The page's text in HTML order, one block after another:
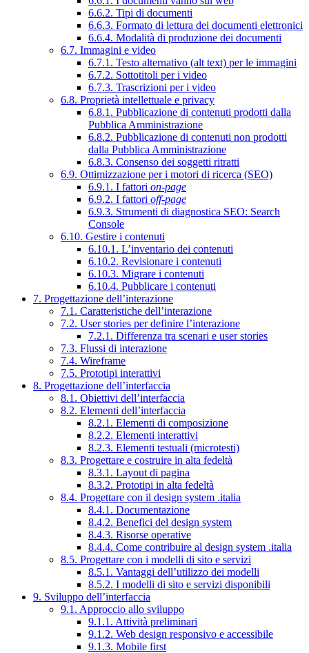
6.6.2. Tipi di documenti
6.6.3. Formato di lettura dei documenti elettronici
6.6.4. Modalità di produzione dei documenti
6.7. Immagini e video
6.7.1. Testo alternativo (alt text) per le immagini
6.7.2. Sottotitoli per i video
6.7.3. Trascrizioni per i video
6.8. Proprietà intellettuale e privacy
6.8.1. Pubblicazione di contenuti prodotti dalla
Pubblica Amministrazione
6.8.2. Pubblicazione di contenuti non prodotti
dalla Pubblica Amministrazione
6.8.3. Consenso dei soggetti ritratti
6.9. Ottimizzazione per i motori di ricerca (SEO)
6.9.1. I fattori on-page
6.9.2. I fattori off-page
6.9.3. Strumenti di diagnostica SEO: Search
Console
6.10. Gestire i contenuti
6.10.1. L’inventario dei contenuti
6.10.2. Revisionare i contenuti
6.10.3. Migrare i contenuti
6.10.4. Pubblicare i contenuti
7. Progettazione dell’interazione
7.1. Caratteristiche dell’interazione
7.2. User stories per definire l’interazione
7.2.1. Differenza tra scenari e user stories
7.3. Flussi di interazione
7.4. Wireframe
7.5. Prototipi interattivi
8. Progettazione dell’interfaccia
8.1. Obiettivi dell’interfaccia
8.2. Elementi dell’interfaccia
8.2.1. Elementi di composizione
8.2.2. Elementi interattivi
8.2.3. Elementi testuali (microtesti)
8.3. Progettare e costruire in alta fedeltà
8.3.1. Layout di pagina
8.3.2. Prototipi in alta fedeltà
8.4. Progettare con il design system .italia
8.4.1. Documentazione
8.4.2. Benefici del design system
8.4.3. Risorse operative
8.4.4. Come contribuire al design system .italia
8.5. Progettare con i modelli di sito e servizi
8.5.1. Vantaggi dell’utilizzo dei modelli
8.5.2. I modelli di sito e servizi disponibili
9. Sviluppo dell’interfaccia
9.1. Approccio allo sviluppo
9.1.1. Attività preliminari
9.1.2. Web design responsivo e accessibile
9.1.3. Mobile first